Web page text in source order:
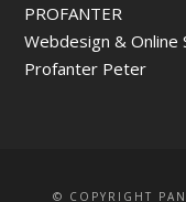
PROFANTER
Webdesign & Online
Profanter Peter
© COPYRIGHT